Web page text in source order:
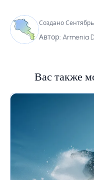
Создано Сентябрь
Автор: Armenia
Вас также